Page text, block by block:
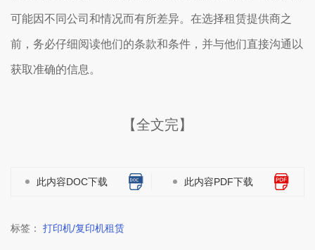
可能因不同公司和情况而有所差异。在选择租赁提供商之
前，务必仔细阅读他们的条款和条件，并与他们直接沟通以
获取准确的信息。
【全文完】
此内容DOC下载 此内容PDF下载
标签： 打印机/复印机租赁